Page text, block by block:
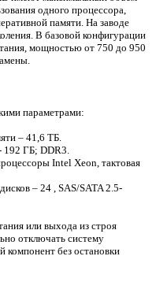
одного процессора,
памяти. На заводе
В базовой конфигурации
мощностью от 750 до 950
параметрами:
– 41,6 ТБ.
192 ГБ; DDR3.
Intel Xeon, тактовая
– 24 , SAS/SATA 2.5-
или выхода из строя
отключать систему
без остановки